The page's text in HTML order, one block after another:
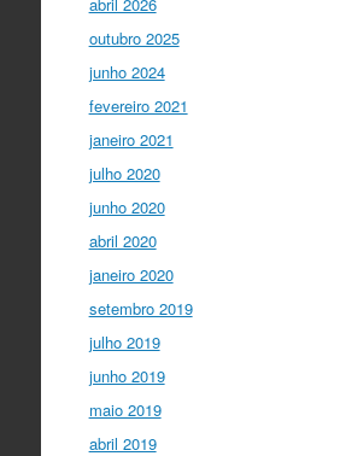
outubro 2025
junho 2024
fevereiro 2021
janeiro 2021
julho 2020
junho 2020
abril 2020
janeiro 2020
setembro 2019
julho 2019
junho 2019
maio 2019
abril 2019